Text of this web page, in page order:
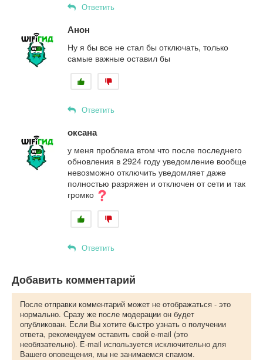
Ответить
Анон
Ну я бы все не стал бы отключать, только
самые важные оставил бы
Ответить
оксана
у меня проблема втом что после последнего
обновления в 2924 году уведомление вообще
невозможно отключить уведомляет даже
полностью разряжен и отключен от сети и так
громко
Ответить
Добавить комментарий
После отправки комментарий может не отображаться - это
нормально. Сразу же после модерации он будет
опубликован. Если Вы хотите быстро узнать о получении
ответа, рекомендуем оставить свой e-mail (это
необязательно). E-mail используется исключительно для
Вашего оповещения, мы не занимаемся спамом.